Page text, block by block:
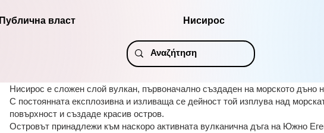
Публична власт Нисирос
Нисирос е сложен слой вулкан, първоначално създаден на морското дъно
С постоянната експлозивна и изливаща се дейност той изплува над
повърхност и създаде красив остров.
Островът принадлежи към наскоро активната вулканична дъга на Южно